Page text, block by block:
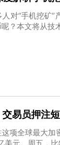
对“手机挖矿
？本文将从技
易员押注
项全球最大
美元。周五，